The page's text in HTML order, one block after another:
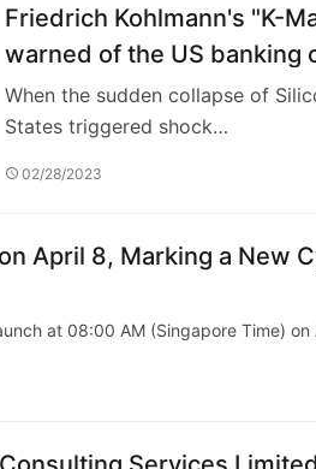
Friedrich Kohlmann's "K-
warned of the US banking
When the sudden collapse of
States triggered shock…
02/28/2023
April 8, Marking a New
at 08:00 AM (Singapore Time)